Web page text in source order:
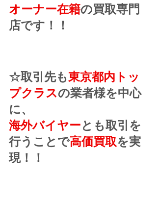
オーナー在籍の買取専門
店です！！
☆取引先も東京都内トッ
プクラスの業者様を中心
に、
海外バイヤーとも取引を
行うことで高価買取を実
現！！